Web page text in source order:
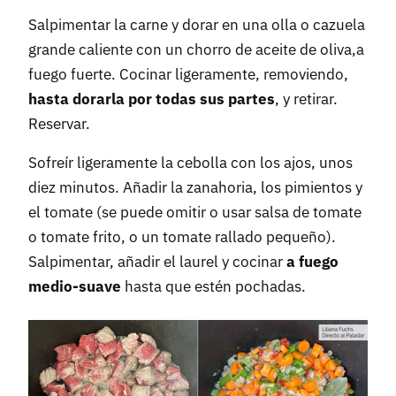
Salpimentar la carne y dorar en una olla o cazuela
grande caliente con un chorro de aceite de oliva,a
fuego fuerte. Cocinar ligeramente, removiendo,
hasta dorarla por todas sus partes, y retirar.
Reservar.
Sofreír ligeramente la cebolla con los ajos, unos
diez minutos. Añadir la zanahoria, los pimientos y
el tomate (se puede omitir o usar salsa de tomate
o tomate frito, o un tomate rallado pequeño).
Salpimentar, añadir el laurel y cocinara fuego
medio-suave hasta que estén pochadas.